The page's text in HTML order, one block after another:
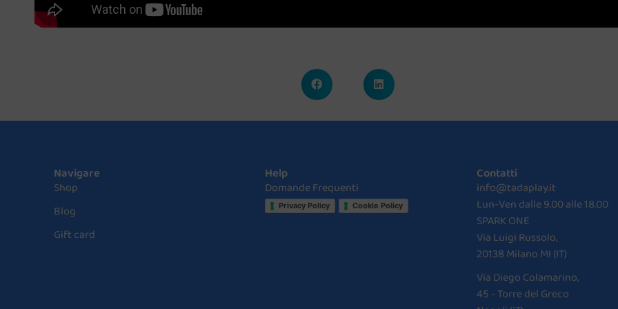
Navigare
Shop
Blog
Gift card
Help
Domande Frequenti
Privacy Policy Cookie Policy
Contatti
info@tadaplay.it
Lun-Ven dalle 9.00 alle 18.00
SPARK ONE
Via Luigi Russolo,
20138 Milano MI (IT)
Via Diego Colamarino,
45 - Torre del Greco